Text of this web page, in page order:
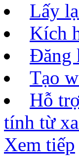
Lấy
Kích
Đăng
Tạo
Hỗ
tính từ
Xem tiếp